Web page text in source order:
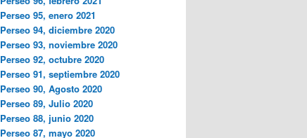
Perseo 95, enero 2021
Perseo 94, diciembre 2020
Perseo 93, noviembre 2020
Perseo 92, octubre 2020
Perseo 91, septiembre 2020
Perseo 90, Agosto 2020
Perseo 89, Julio 2020
Perseo 88, junio 2020
Perseo 87, mayo 2020